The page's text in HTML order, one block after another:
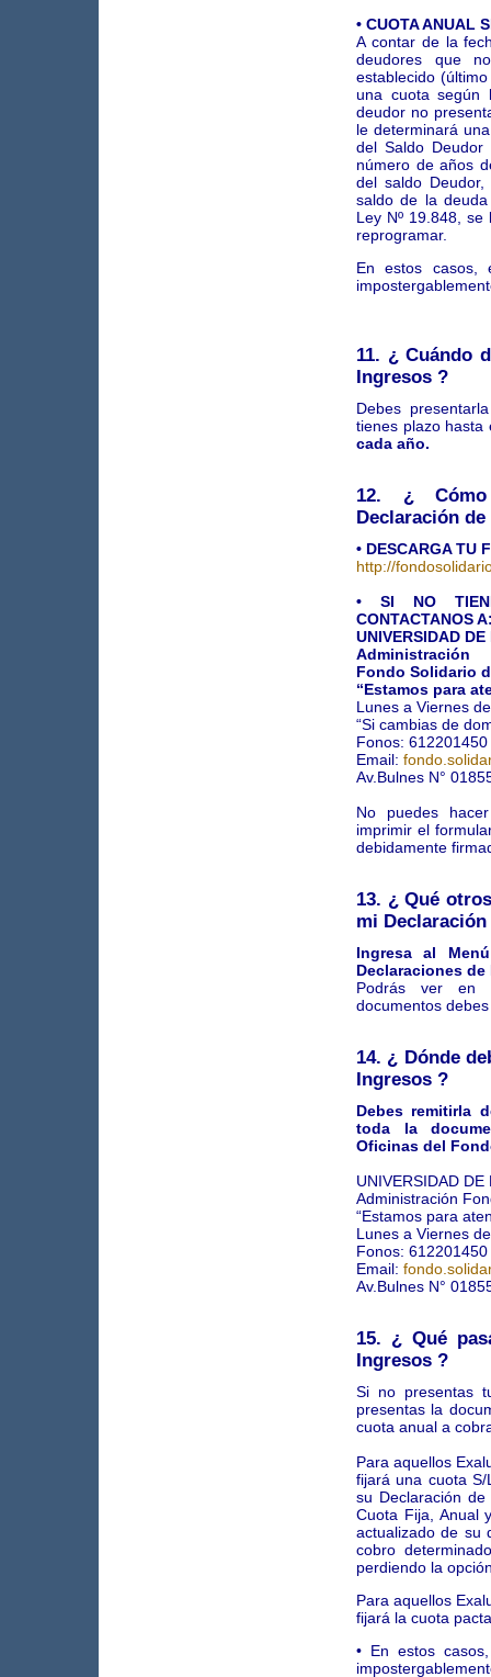
• CUOTA ANUAL
A contar de la
deudores que
establecido
una cuota según
deudor no
le determinará
del Saldo
número de años
del saldo
saldo de la
Ley Nº 19.848,
reprogramar.
En estos casos,
11. ¿ Cuándo
Ingresos ?
Debes
tienes plazo
cada año.
12. ¿
Declaración
• DESCARGA TU
http://
• SI NO
CONTACTANOS
UNIVERSIDAD
Administración
Fondo Solidario
“Estamos para
Lunes a Viernes
“Si cambias de
Fonos:
Email:
Av.Bulnes N°
No puedes
imprimir el
debidamente
13. ¿ Qué
mi
Ingresa al
Declaraciones de
Podrás ver en
documentos
14. ¿ Dónde
Ingresos ?
Debes remitirla
toda la
Oficinas del
UNIVERSIDAD DE
Administración
“Estamos para
Lunes a Viernes
Fonos:
Email:
Av.Bulnes N°
15. ¿ Qué
Ingresos ?
Si no presentas
presentas la
cuota anual a
Para aquellos
fijará una cuota
su Declaración
Cuota Fija, Anual
actualizado de su
cobro
perdiendo la
Para aquellos
fijará la cuota
• En estos